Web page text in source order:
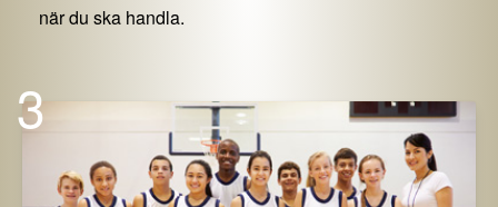
när du ska handla.
3